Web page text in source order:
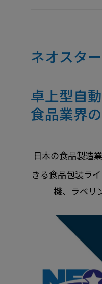
ネオスタ
卓上型自
食品業界
日本の食品製造
きる食品包装ラ
機、ラベリ